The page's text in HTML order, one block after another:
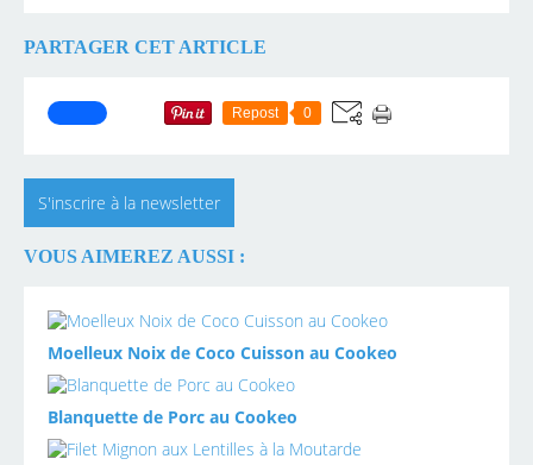
PARTAGER CET ARTICLE
Repost 0
S'inscrire à la newsletter
VOUS AIMEREZ AUSSI :
Moelleux Noix de Coco Cuisson au Cookeo
Blanquette de Porc au Cookeo